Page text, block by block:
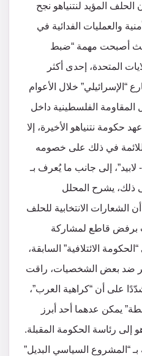
المؤيد لنتنياهو نجح
والعمليات الفدائية في
حيث أصبحت مهمة “ضبط
المتحدة، إحدى أكثر
“الإسرائيلي” خلال الأعوام
المقاومة الفلسطينية داخل
حكومة نتنياهو الأخيرة، إلا
في ذلك على خصومه
لابيد”، إلى جانب ما يُعرف بـ
ذلك، يشرح المحلل
الشعارات الانتخابية للحلف
برفض قاطع لمشاركة
الائتلافية” السابقة،
ضد بعض الشخصيات، راقت
على أن “كراهية العرب”،
يمكن عدهما أحد أبرز
إلى رئاسة الحكومة المقبلة.
“المشروع السياسي البديل”